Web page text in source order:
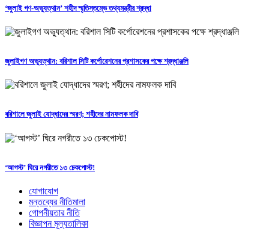
‘জুলাই গণ-অভ্যুত্থান’ শহীদ স্মৃতিস্তম্ভে তথ্যমন্ত্রীর শ্রদ্ধা
জুলাইগণ অভ্যুত্থান: বরিশাল সিটি কর্পোরেশনের প্রশাসকের পক্ষে শ্রদ্ধাঞ্জলি
বরিশালে জুলাই যোদ্ধাদের স্মরণ; শহীদের নামফলক দাবি
‘আগস্ট’ ঘিরে নগরীতে ১৩ চেকপোস্ট!
যোগাযোগ
মন্তব্যের নীতিমালা
গোপনীয়তার নীতি
বিজ্ঞাপন মূল্যতালিকা